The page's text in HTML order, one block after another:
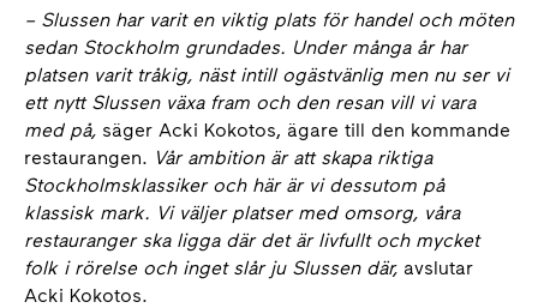
– Slussen har varit en viktig plats för handel och möten
sedan Stockholm grundades. Under många år har
platsen varit tråkig, näst intill ogästvänlig men nu ser vi
ett nytt Slussen växa fram och den resan vill vi vara
med på, säger Acki Kokotos, ägare till den kommande
restaurangen. Vår ambition är att skapa riktiga
Stockholmsklassiker och här är vi dessutom på
klassisk mark. Vi väljer platser med omsorg, våra
restauranger ska ligga där det är livfullt och mycket
folk i rörelse och inget slår ju Slussen där, avslutar
Acki Kokotos.